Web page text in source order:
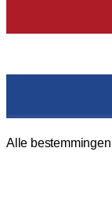
Alle bestemmingen